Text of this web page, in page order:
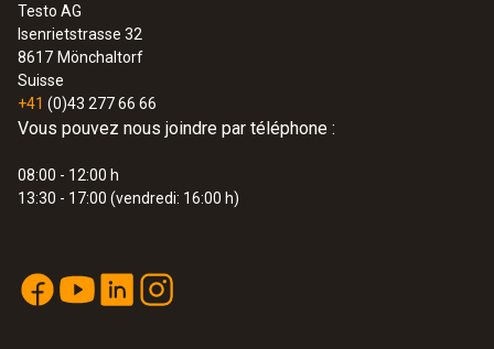
Testo AG
Isenrietstrasse 32
8617 Mönchaltorf
Suisse
+41 (0)43 277 66 66
Vous pouvez nous joindre par téléphone :
08:00 - 12:00 h
13:30 - 17:00 (vendredi: 16:00 h)